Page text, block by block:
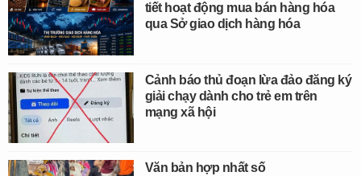
tiết hoạt động mua bán hàng hóa
qua Sở giao dịch hàng hóa
Cảnh báo thủ đoạn lừa đảo đăng ký
giải chạy dành cho trẻ em trên
mạng xã hội
Văn bản hợp nhất số